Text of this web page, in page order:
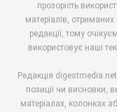
прозорість
матеріалів,
редакції, тому
використовує наші
Редакція
позиції чи висновки,
матеріалах, колонках